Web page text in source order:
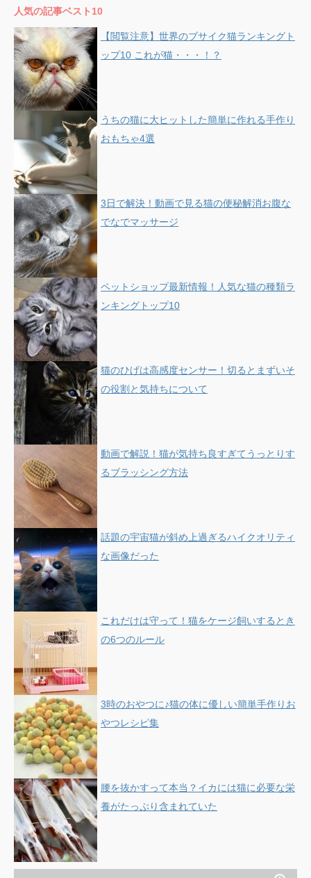
人気の記事ベスト10
【閲覧注意】世界のブサイク猫ランキングト
ップ10 これが猫・・・！？
うちの猫に大ヒットした簡単に作れる手作り
おもちゃ4選
3日で解決！動画で見る猫の便秘解消お腹な
でなでマッサージ
ペットショップ最新情報！人気な猫の種類ラ
ンキングトップ10
猫のひげは高感度センサー！切るとまずいそ
の役割と気持ちについて
動画で解説！猫が気持ち良すぎてうっとりす
るブラッシング方法
話題の宇宙猫が斜め上過ぎるハイクオリティ
な画像だった
これだけは守って！猫をケージ飼いするとき
の6つのルール
3時のおやつに♪猫の体に優しい簡単手作りお
やつレシピ集
腰を抜かすって本当？イカには猫に必要な栄
養がたっぷり含まれていた